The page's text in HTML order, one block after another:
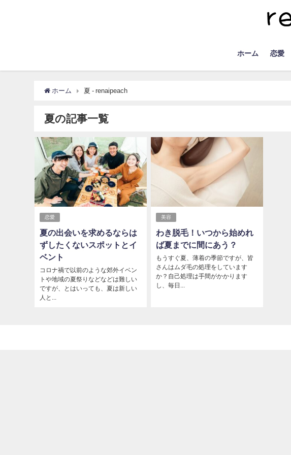
ホーム 恋愛
ホーム 夏 - renaipeach
夏の記事一覧
恋愛
夏の出会いを求めるならは
ずしたくないスポットとイ
ベント
コロナ禍で以前のような郊外イベン
トや地域の夏祭りなどなどは難しい
ですが、とはいっても、夏は新しい
人と...
美容
わき脱毛！いつから始めれ
ば夏までに間にあう？
もうすぐ夏、薄着の季節ですが、皆
さんはムダ毛の処理をしています
か？自己処理は手間がかかります
し、毎日...